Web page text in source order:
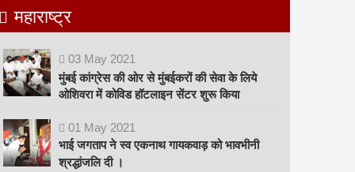
महाराष्ट्र
03 May 2021
मुंबई कांग्रेस की ओर से मुंबईकरों की सेवा के लिये
ओशिवरा में कोविड हॉटलाइन सेंटर शुरू किया
01 May 2021
भाई जगताप ने स्व एकनाथ गायकवाड़ को भावभीनी
श्रद्धांजलि दी ।